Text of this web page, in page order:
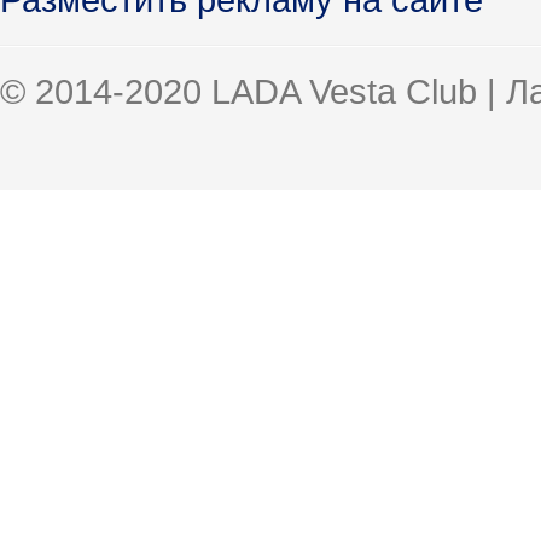
© 2014-2020 LADA Vesta Club |